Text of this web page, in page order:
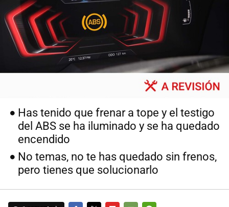
Has tenido que frenar a tope y el testigo
del ABS se ha iluminado y se ha quedado
encendido
No temas, no te has quedado sin frenos,
pero tienes que solucionarlo